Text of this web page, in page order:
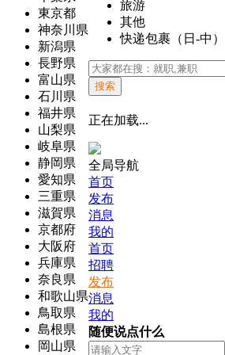
東京都
神奈川県
新潟県
長野県
富山県
石川県
福井県
山梨県
岐阜県
静岡県
愛知県
三重県
滋賀県
京都府
大阪府
兵庫県
奈良県
和歌山県
鳥取県
島根県
岡山県
旅游
其他
快递包裹（日-中）
搜索
正在加载...
全局导航
首页
发布
消息
我的
首页
招聘
发布
消息
我的
随便说点什么